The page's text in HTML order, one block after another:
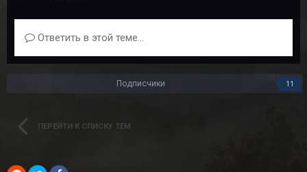
Ответить в этой теме...
Подписчики 11
ПЕРЕЙТИ К СПИСКУ ТЕМ